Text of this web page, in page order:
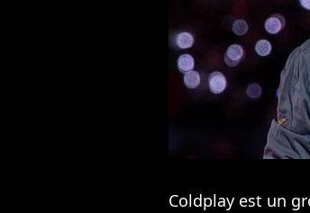
Coldplay est un